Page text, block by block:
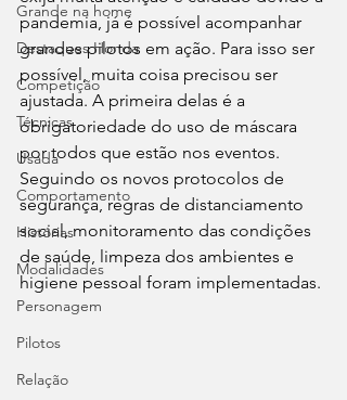
Grande na home
Destaques Honda
Competição
Técnicas
Usada
Comportamento
Histórias
Modalidades
Personagem
Pilotos
Relação
pandemia, já é possível acompanhar
grandes pilotos em ação. Para isso ser
possível, muita coisa precisou ser
ajustada. A primeira delas é a
obrigatoriedade do uso de máscara
por todos que estão nos eventos.
Seguindo os novos protocolos de
segurança, regras de distanciamento
social, monitoramento das condições
de saúde, limpeza dos ambientes e
higiene pessoal foram implementadas.